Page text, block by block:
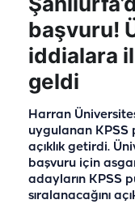
başvuru!
iddialara
geldi
Harran
uygulanan KPSS
açıklık getirdi.
başvuru için
adayların KPSS
sıralanacağını